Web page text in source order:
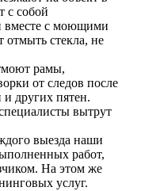
с собой
вместе с моющими
отмыть стекла, не
рамы,
от следов после
других пятен.
вытрут
выезда наши
работ,
На этом же
услуг.